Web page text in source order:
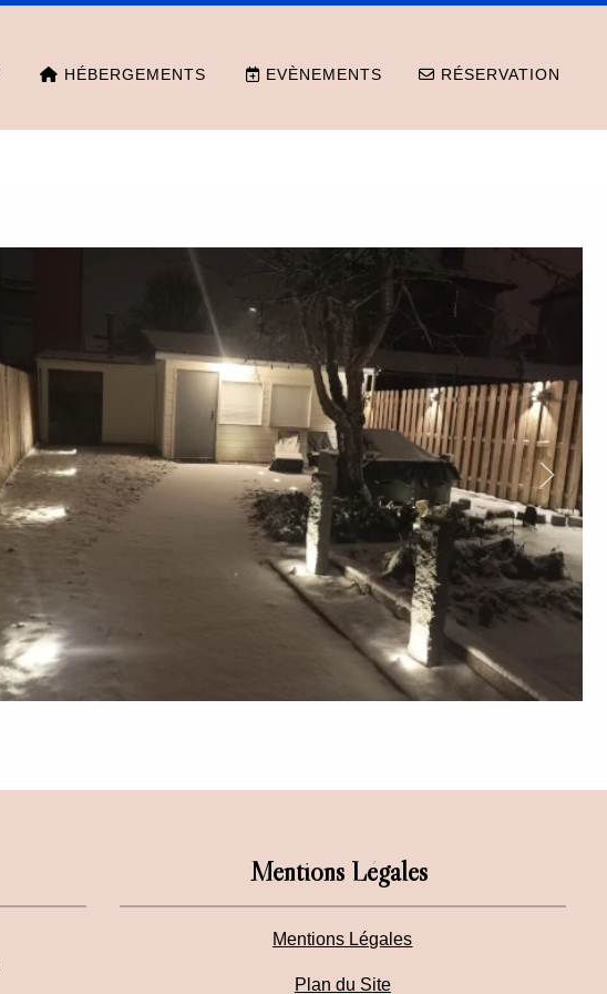
HÉBERGEMENTS EVÈNEMENTS RÉSERVATION
Mentions Légales
Mentions Légales
Plan du Site